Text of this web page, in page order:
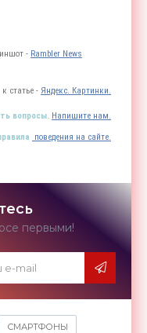
- Rambler News
статье - Яндекс. Картинки.
вопросы. Напишите нам.
поведения на сайте.
первыми!
СМАРТФОНЫ